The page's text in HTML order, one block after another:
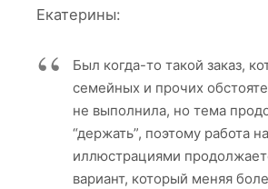
ПЛОТИНА
Плотина
Екатерины:
Был когда-то такой заказ,
семейных и прочих
не выполнила, но тема
“держать”, поэтому работа
иллюстрациями
вариант, который меняя